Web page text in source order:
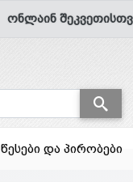
ონლაინ
წესები და პირობები